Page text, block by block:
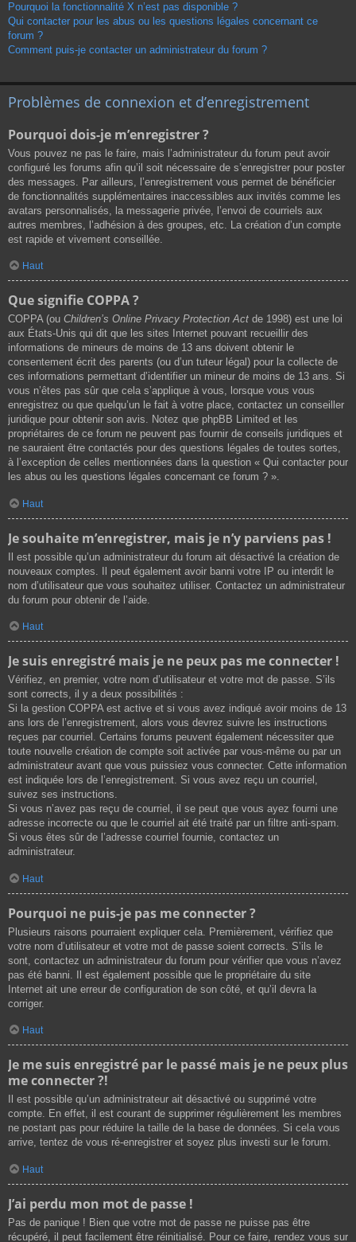
Pourquoi la fonctionnalité X n’est pas disponible ?
Qui contacter pour les abus ou les questions légales concernant ce
forum ?
Comment puis-je contacter un administrateur du forum ?
Problèmes de connexion et d’enregistrement
Pourquoi dois-je m’enregistrer ?
Vous pouvez ne pas le faire, mais l’administrateur du forum peut avoir
configuré les forums afin qu’il soit nécessaire de s’enregistrer pour poster
des messages. Par ailleurs, l’enregistrement vous permet de bénéficier
de fonctionnalités supplémentaires inaccessibles aux invités comme les
avatars personnalisés, la messagerie privée, l’envoi de courriels aux
autres membres, l’adhésion à des groupes, etc. La création d’un compte
est rapide et vivement conseillée.
Haut
Que signifie COPPA ?
COPPA (ou Children’s Online Privacy Protection Act de 1998) est une loi
aux États-Unis qui dit que les sites Internet pouvant recueillir des
informations de mineurs de moins de 13 ans doivent obtenir le
consentement écrit des parents (ou d’un tuteur légal) pour la collecte de
ces informations permettant d’identifier un mineur de moins de 13 ans. Si
vous n’êtes pas sûr que cela s’applique à vous, lorsque vous vous
enregistrez ou que quelqu’un le fait à votre place, contactez un conseiller
juridique pour obtenir son avis. Notez que phpBB Limited et les
propriétaires de ce forum ne peuvent pas fournir de conseils juridiques et
ne sauraient être contactés pour des questions légales de toutes sortes,
à l’exception de celles mentionnées dans la question « Qui contacter pour
les abus ou les questions légales concernant ce forum ? ».
Haut
Je souhaite m’enregistrer, mais je n’y parviens pas !
Il est possible qu’un administrateur du forum ait désactivé la création de
nouveaux comptes. Il peut également avoir banni votre IP ou interdit le
nom d’utilisateur que vous souhaitez utiliser. Contactez un administrateur
du forum pour obtenir de l’aide.
Haut
Je suis enregistré mais je ne peux pas me connecter !
Vérifiez, en premier, votre nom d’utilisateur et votre mot de passe. S’ils
sont corrects, il y a deux possibilités :
Si la gestion COPPA est active et si vous avez indiqué avoir moins de 13
ans lors de l’enregistrement, alors vous devrez suivre les instructions
reçues par courriel. Certains forums peuvent également nécessiter que
toute nouvelle création de compte soit activée par vous-même ou par un
administrateur avant que vous puissiez vous connecter. Cette information
est indiquée lors de l’enregistrement. Si vous avez reçu un courriel,
suivez ses instructions.
Si vous n’avez pas reçu de courriel, il se peut que vous ayez fourni une
adresse incorrecte ou que le courriel ait été traité par un filtre anti-spam.
Si vous êtes sûr de l’adresse courriel fournie, contactez un
administrateur.
Haut
Pourquoi ne puis-je pas me connecter ?
Plusieurs raisons pourraient expliquer cela. Premièrement, vérifiez que
votre nom d’utilisateur et votre mot de passe soient corrects. S’ils le
sont, contactez un administrateur du forum pour vérifier que vous n’avez
pas été banni. Il est également possible que le propriétaire du site
Internet ait une erreur de configuration de son côté, et qu’il devra la
corriger.
Haut
Je me suis enregistré par le passé mais je ne peux plus
me connecter ?!
Il est possible qu’un administrateur ait désactivé ou supprimé votre
compte. En effet, il est courant de supprimer régulièrement les membres
ne postant pas pour réduire la taille de la base de données. Si cela vous
arrive, tentez de vous ré-enregistrer et soyez plus investi sur le forum.
Haut
J’ai perdu mon mot de passe !
Pas de panique ! Bien que votre mot de passe ne puisse pas être
récupéré, il peut facilement être réinitialisé. Pour ce faire, rendez vous sur